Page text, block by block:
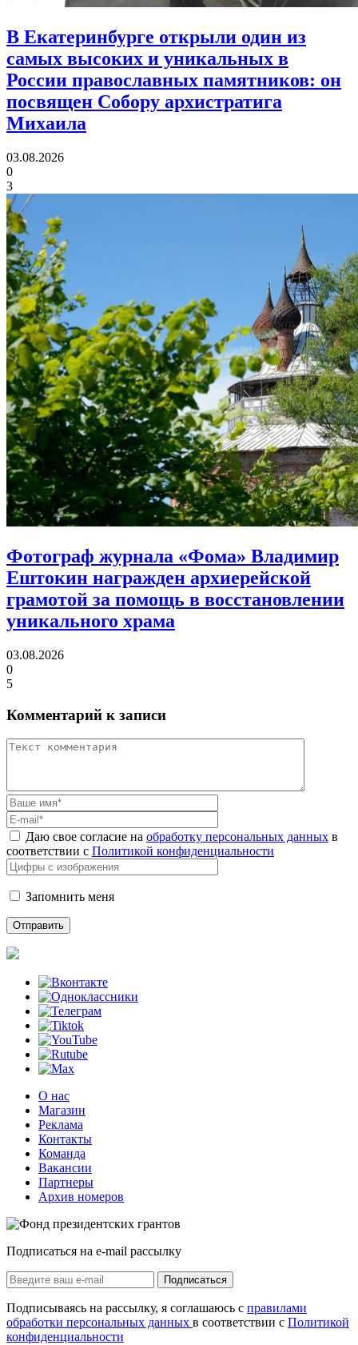
В Екатеринбурге открыли один из
самых высоких и уникальных в
России православных памятников: он
посвящен Собору архистратига
Михаила
03.08.2026
0
3
Фотограф журнала «Фома» Владимир
Ештокин награжден архиерейской
грамотой за помощь в восстановлении
уникального храма
03.08.2026
0
5
Комментарий к записи
Даю свое согласие на обработку персональных данных в
соответствии с Политикой конфиденциальности
Запомнить меня
О нас
Магазин
Реклама
Контакты
Команда
Вакансии
Партнеры
Архив номеров
Подписаться на e-mail рассылку
Подписаться
Подписываясь на рассылку, я соглашаюсь с правилами
обработки персональных данных в соответствии с Политикой
конфиденциальности